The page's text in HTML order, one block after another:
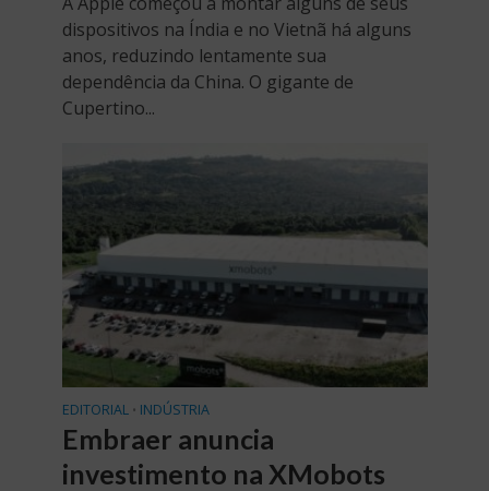
dispositivos na Índia e no Vietnã há alguns
anos, reduzindo lentamente sua
dependência da China. O gigante de
Cupertino...
EDITORIAL • INDÚSTRIA
Embraer anuncia
investimento na XMobots